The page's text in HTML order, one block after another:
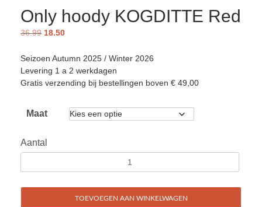
Only hoody KOGDITTE Red
36.99 18.50
Seizoen Autumn 2025 / Winter 2026
Levering 1 a 2 werkdagen
Gratis verzending bij bestellingen boven € 49,00
Maat
Aantal
TOEVOEGEN AAN WINKELWAGEN